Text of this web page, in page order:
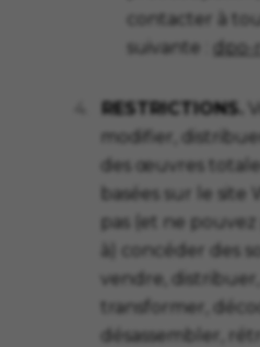
contacter à
suivante :
dpo-
RESTRICTIONS.
modifier,
des œuvres
basées sur le site
pas (et ne
à) concéder des
vendre,
transformer,
désassembler,